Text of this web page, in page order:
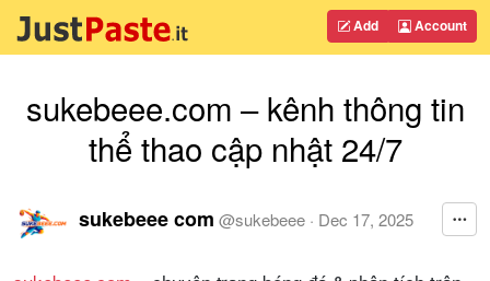
Add Account
sukebeee.com – kênh thông tin
thể thao cập nhật 24/7
sukebeee com @sukebeee · Dec 17, 2025